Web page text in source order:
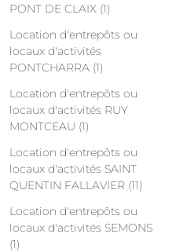
PONT DE CLAIX (1)
Location d'entrepôts ou
locaux d'activités
PONTCHARRA (1)
Location d'entrepôts ou
locaux d'activités RUY
MONTCEAU (1)
Location d'entrepôts ou
locaux d'activités SAINT
QUENTIN FALLAVIER (11)
Location d'entrepôts ou
locaux d'activités SEMONS
(1)